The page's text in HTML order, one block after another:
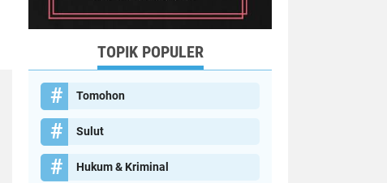
TOPIK POPULER
Tomohon
Sulut
Hukum & Kriminal